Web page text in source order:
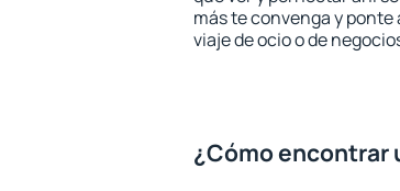
más te convenga y
viaje de ocio o de
¿Cómo encontrar